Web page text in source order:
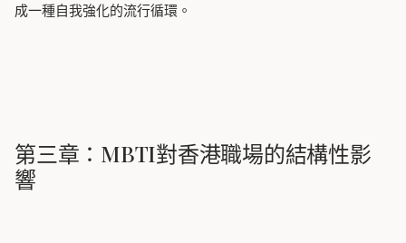
成一種自我強化的流行循環。
第三章：MBTI對香港職場的結構性影
響